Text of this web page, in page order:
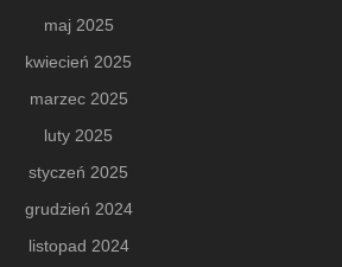
maj 2025
kwiecień 2025
marzec 2025
luty 2025
styczeń 2025
grudzień 2024
listopad 2024